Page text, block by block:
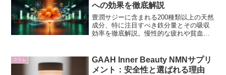
への効果を徹底解説
豊潤サジーに含まれる200種類以上の天然
成分、特に注目すべき鉄分量とその吸収
効率を徹底解説。慢性的な疲れや貧血に
拠とバイオハック視点から深掘りしま
す。
コラム
GAAH Inner Beauty NMNサプリ
メント：安全性と選ばれる理由